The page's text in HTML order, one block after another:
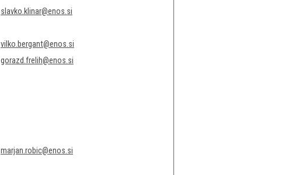
slavko.klinar@enos.si
vilko.bergant@enos.si
gorazd.frelih@enos.si
marjan.robic@enos.si